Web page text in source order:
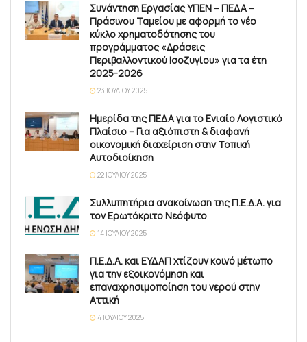
Συνάντηση Εργασίας ΥΠΕΝ – ΠΕΔΑ –
Πράσινου Ταμείου με αφορμή το νέο
κύκλο χρηματοδότησης του
προγράμματος «Δράσεις
Περιβαλλοντικού Ισοζυγίου» για τα έτη
2025-2026
23 ΙΟΥΛΊΟΥ 2025
Ημερίδα της ΠΕΔΑ για το Ενιαίο Λογιστικό
Πλαίσιο – Για αξιόπιστη & διαφανή
οικονομική διαχείριση στην Τοπική
Αυτοδιοίκηση
22 ΙΟΥΛΊΟΥ 2025
Συλλυπητήρια ανακοίνωση της Π.Ε.Δ.Α. για
τον Ερωτόκριτο Νεόφυτο
14 ΙΟΥΛΊΟΥ 2025
Π.Ε.Δ.Α. και ΕΥΔΑΠ χτίζουν κοινό μέτωπο
για την εξοικονόμηση και
επαναχρησιμοποίηση του νερού στην
Αττική
4 ΙΟΥΛΊΟΥ 2025